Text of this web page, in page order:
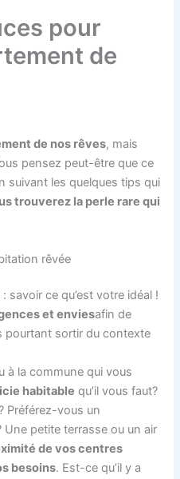
pour
de
de nos rêves, mais
pensez peut-être que ce
suivant les quelques tips qui
trouverez la perle rare qui
rêvée
savoir ce qu’est votre idéal !
et enviesafin de
pourtant sortir du contexte
à la commune qui vous
habitable qu’il vous faut?
Préférez-vous un
Une petite terrasse ou un air
de vos centres
besoins. Est-ce qu’il y a